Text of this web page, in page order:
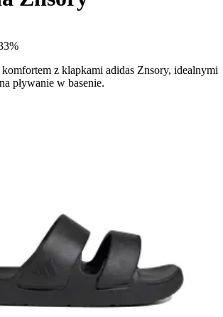
z klapkami adidas Znsory, idealnymi
pływanie w basenie.